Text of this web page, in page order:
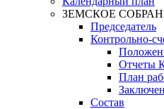
ЗЕМСКОЕ
Председатель
Контрольно-
Отчеты
План
Состав